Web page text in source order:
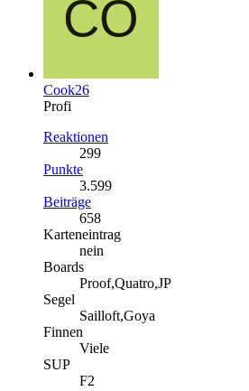
Cook26
Profi
Reaktionen
299
Punkte
3.599
Beiträge
658
Karteneintrag
nein
Boards
Proof,Quatro,JP
Segel
Sailloft,Goya
Finnen
Viele
SUP
F2